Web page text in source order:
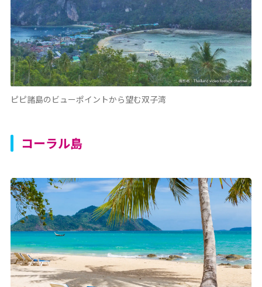
ピピ諸島のビューポイントから望む双子湾
コーラル島